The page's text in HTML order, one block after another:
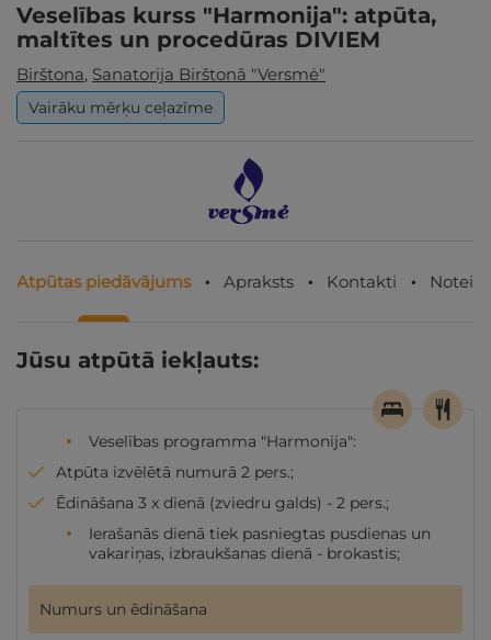
Veselības kurss "Harmonija": atpūta,
maltītes un procedūras DIVIEM
Birštona, Sanatorija Birštonā "Versmė"
Vairāku mērķu ceļazīme
Atpūtas piedāvājums Apraksts Kontakti
Jūsu atpūtā iekļauts:
Veselības programma "Harmonija":
Atpūta izvēlētā numurā 2 pers.;
Ēdināšana 3 x dienā (zviedru galds) - 2 pers.;
Ierašanās dienā tiek pasniegtas pusdienas un
vakariņas, izbraukšanas dienā - brokastis;
Numurs un ēdināšana